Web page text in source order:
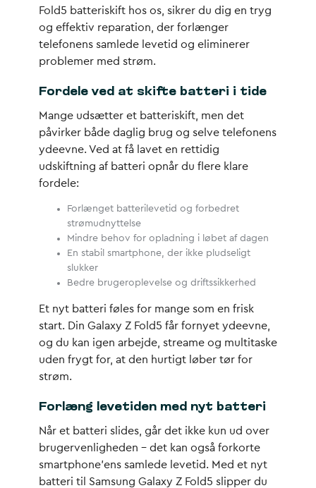
Fold5 batteriskift hos os, sikrer du dig en tryg
og effektiv reparation, der forlænger
telefonens samlede levetid og eliminerer
problemer med strøm.
Fordele ved at skifte batteri i tide
Mange udsætter et batteriskift, men det
påvirker både daglig brug og selve telefonens
ydeevne. Ved at få lavet en rettidig
udskiftning af batteri opnår du flere klare
fordele:
Forlænget batterilevetid og forbedret
strømudnyttelse
Mindre behov for opladning i løbet af dagen
En stabil smartphone, der ikke pludseligt
slukker
Bedre brugeroplevelse og driftssikkerhed
Et nyt batteri føles for mange som en frisk
start. Din Galaxy Z Fold5 får fornyet ydeevne,
og du kan igen arbejde, streame og multitaske
uden frygt for, at den hurtigt løber tør for
strøm.
Forlæng levetiden med nyt batteri
Når et batteri slides, går det ikke kun ud over
brugervenligheden – det kan også forkorte
smartphone’ens samlede levetid. Med et nyt
batteri til Samsung Galaxy Z Fold5 slipper du